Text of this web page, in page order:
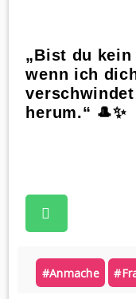
„Bist du kein
wenn ich
herum.“ 🎩✨
#anmache